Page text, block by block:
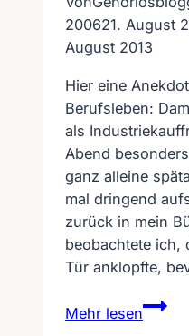
200621. August
August 2013
Hier eine
Berufsleben:
als
Abend
ganz alleine
mal dringend
zurück in mein
beobachtete ich,
Tür anklopfte,
Mehr lesen
Hey,
sind